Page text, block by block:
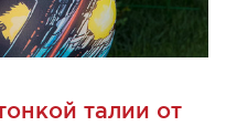
талии от